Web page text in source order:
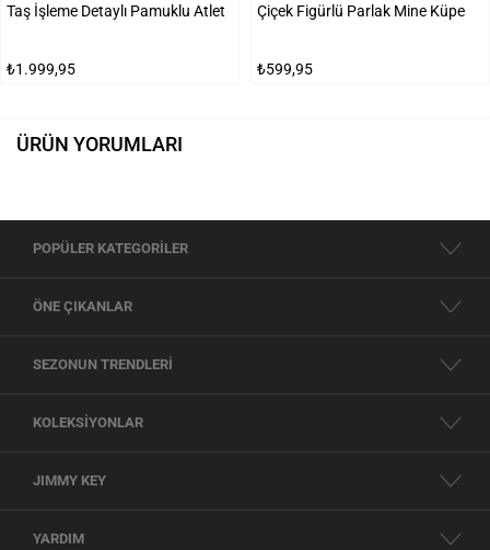
Taş İşleme Detaylı Pamuklu Atlet
₺1.999,95
Çiçek Figürlü Parlak Mine Küpe
₺599,95
ÜRÜN YORUMLARI
POPÜLER KATEGORİLER
ÖNE ÇIKANLAR
SEZONUN TRENDLERİ
KOLEKSİYONLAR
JIMMY KEY
YARDIM